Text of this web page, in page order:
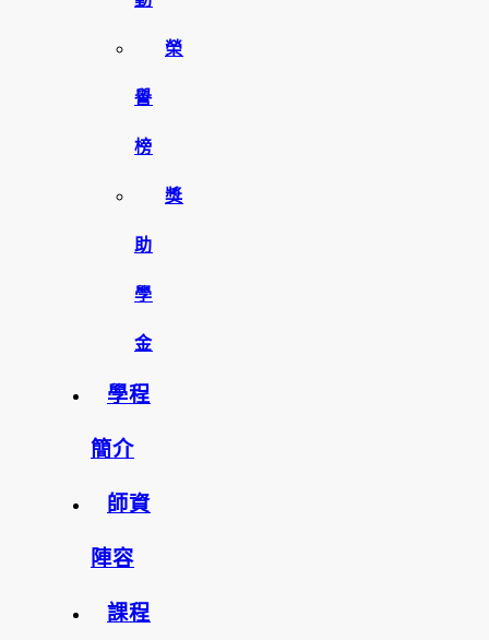
榮
譽
榜
獎
助
學
金
學程
簡介
師資
陣容
課程